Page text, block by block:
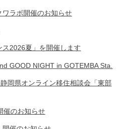
ラボ開催のお知らせ
ス2026夏」を開催します
GOOD NIGHT in GOTEMBA Sta.
岡県オンライン移住相談会「東部
催のお知らせ